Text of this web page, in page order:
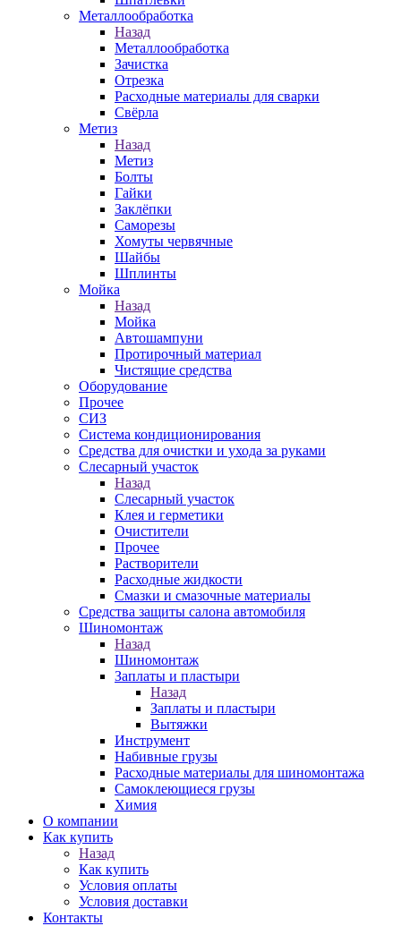
Металлообработка
Назад
Металлообработка
Зачистка
Отрезка
Расходные материалы для сварки
Свёрла
Метиз
Назад
Метиз
Болты
Гайки
Заклёпки
Саморезы
Хомуты червячные
Шайбы
Шплинты
Мойка
Назад
Мойка
Автошампуни
Протирочный материал
Чистящие средства
Оборудование
Прочее
СИЗ
Система кондиционирования
Средства для очистки и ухода за руками
Слесарный участок
Назад
Слесарный участок
Клея и герметики
Очистители
Прочее
Растворители
Расходные жидкости
Смазки и смазочные материалы
Средства защиты салона автомобиля
Шиномонтаж
Назад
Шиномонтаж
Заплаты и пластыри
Назад
Заплаты и пластыри
Вытяжки
Инструмент
Набивные грузы
Расходные материалы для шиномонтажа
Самоклеющиеся грузы
Химия
О компании
Как купить
Назад
Как купить
Условия оплаты
Условия доставки
Контакты